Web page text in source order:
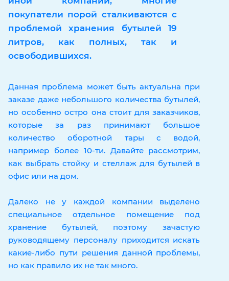
покупатели порой сталкиваются с
проблемой хранения бутылей 19
литров, как полных, так и
освободившихся.
Данная проблема может быть актуальна при
заказе даже небольшого количества бутылей,
но особенно остро она стоит для заказчиков,
которые за раз принимают большое
количество оборотной тары с водой,
например более 10-ти. Давайте рассмотрим,
как выбрать стойку и стеллаж для бутылей в
офис или на дом.
Далеко не у каждой компании выделено
специальное отдельное помещение под
хранение бутылей, поэтому зачастую
руководящему персоналу приходится искать
какие-либо пути решения данной проблемы,
но как правило их не так много.